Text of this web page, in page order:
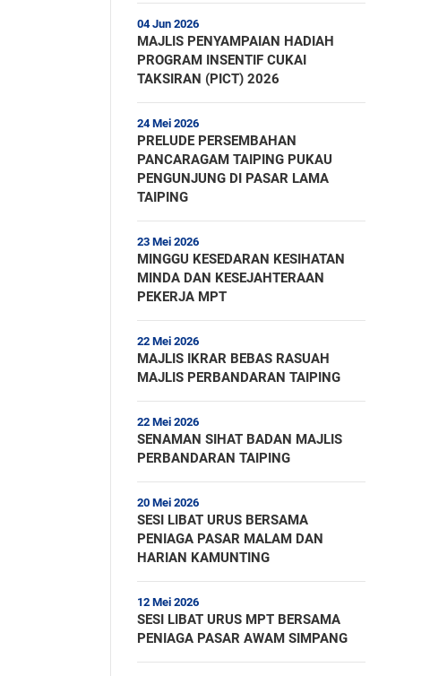
04 Jun 2026
MAJLIS PENYAMPAIAN HADIAH
PROGRAM INSENTIF CUKAI
TAKSIRAN (PICT) 2026
24 Mei 2026
PRELUDE PERSEMBAHAN
PANCARAGAM TAIPING PUKAU
PENGUNJUNG DI PASAR LAMA
TAIPING
23 Mei 2026
MINGGU KESEDARAN KESIHATAN
MINDA DAN KESEJAHTERAAN
PEKERJA MPT
22 Mei 2026
MAJLIS IKRAR BEBAS RASUAH
MAJLIS PERBANDARAN TAIPING
22 Mei 2026
SENAMAN SIHAT BADAN MAJLIS
PERBANDARAN TAIPING
20 Mei 2026
SESI LIBAT URUS BERSAMA
PENIAGA PASAR MALAM DAN
HARIAN KAMUNTING
12 Mei 2026
SESI LIBAT URUS MPT BERSAMA
PENIAGA PASAR AWAM SIMPANG